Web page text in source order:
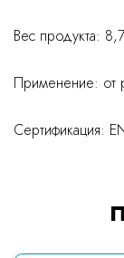
Вес продукта:
Применение: от
Сертификация: